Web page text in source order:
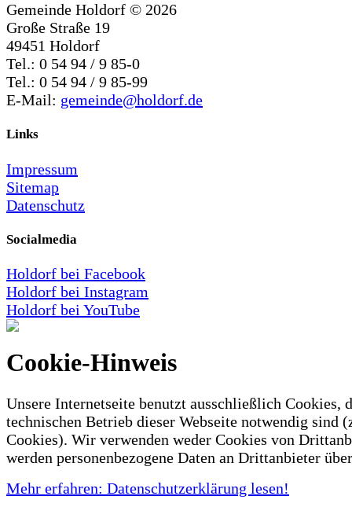
Gemeinde Holdorf © 2026
Große Straße 19
49451 Holdorf
Tel.: 0 54 94 / 9 85-0
Tel.: 0 54 94 / 9 85-99
E-Mail: gemeinde@holdorf.de
Links
Impressum
Sitemap
Datenschutz
Socialmedia
Holdorf bei Facebook
Holdorf bei Instagram
Holdorf bei YouTube
Cookie-Hinweis
Unsere Internetseite benutzt ausschließlich Cookies,
technischen Betrieb dieser Webseite notwendig sind
Cookies). Wir verwenden weder Cookies von
werden personenbezogene Daten an Drittanbieter
Mehr erfahren: Datenschutzerklärung lesen!